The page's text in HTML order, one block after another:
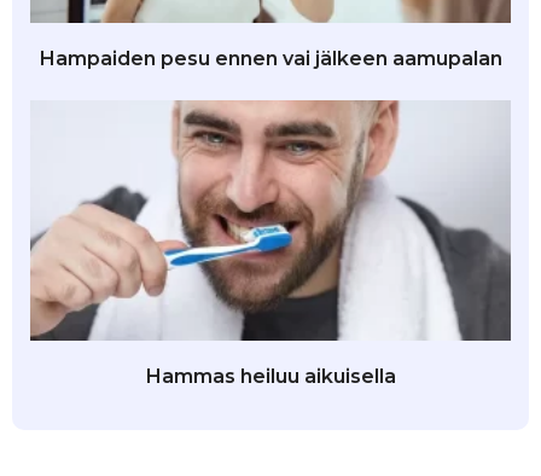
Hampaiden pesu ennen vai jälkeen aamupalan
Hammas heiluu aikuisella